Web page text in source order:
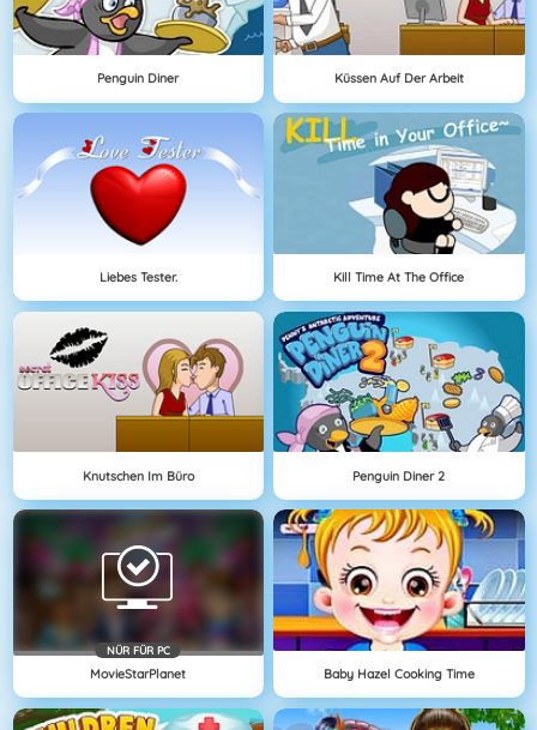
Penguin Diner Küssen Auf Der Arbeit
Liebes Tester. Kill Time At The Office
Knutschen Im Büro Penguin Diner 2
NÜR FÜR PC
MovieStarPlanet Baby Hazel Cooking Time